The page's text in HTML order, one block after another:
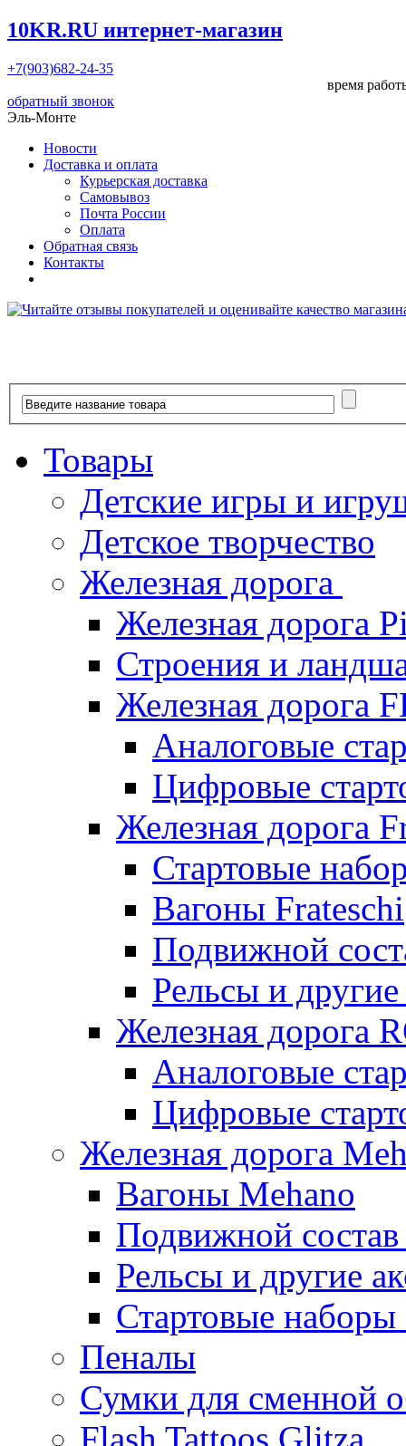
10KR.RU интернет-магазин
+7(903)682-24-35
время
обратный звонок
Эль-Монте
Новости
Доставка и оплата
Курьерская доставка
Самовывоз
Почта России
Оплата
Обратная связь
Контакты
Товары
Детские игры и
Детское творчество
Железная дорога
Железная дорога
Строения и
Железная дорога
Аналоговые
Цифровые
Железная дорога
Стартовые
Вагоны Frateschi
Подвижной
Рельсы и
Железная дорога
Аналоговые
Цифровые
Железная дорога
Вагоны Mehano
Подвижной
Рельсы и другие
Стартовые
Пеналы
Сумки для сменной